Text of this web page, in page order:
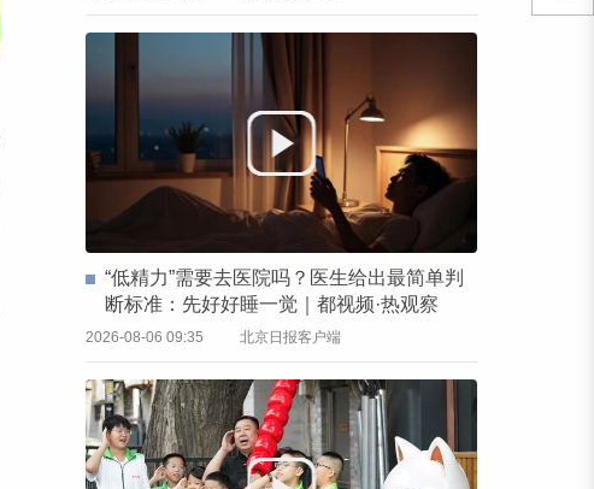
“低精力”需要去医院吗？医生给出最简单判
断标准：先好好睡一觉｜都视频·热观察
2026-08-06 09:35 北京日报客户端